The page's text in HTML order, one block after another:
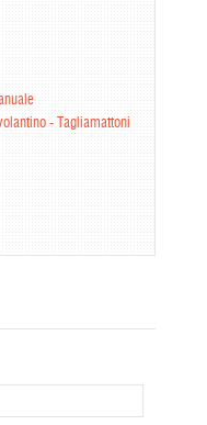
- Tagliamattoni